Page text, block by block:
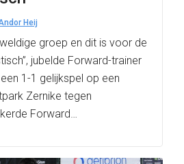
Heij
groep en dit is voor de
jubelde Forward-trainer
1-1 gelijkspel op een
Zernike tegen
Forward…